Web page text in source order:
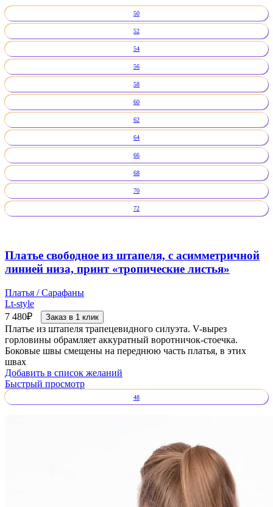
50
52
54
56
58
60
62
64
66
68
70
72
Платье свободное из штапеля, с асимметричной
линией низа, принт «тропические листья»
Платья / Сарафаны
Lt-style
7 480₽ Заказ в 1 клик
Платье из штапеля трапецевидного силуэта. V-вырез
горловины обрамляет аккуратный воротничок-стоечка.
Боковые швы смещены на переднюю часть платья, в этих
швах
Добавить в список желаний
Быстрый просмотр
48